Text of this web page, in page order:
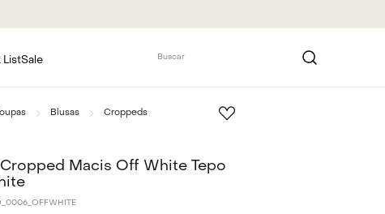
ListSale
Buscar
Blusas Croppeds
Macis Off White Tepo